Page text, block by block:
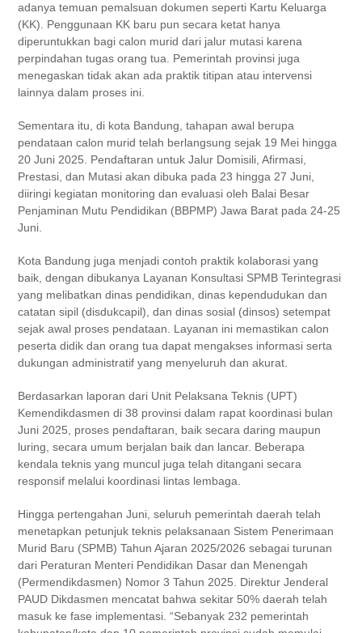
adanya temuan pemalsuan dokumen seperti Kartu Keluarga
(KK). Penggunaan KK baru pun secara ketat hanya
diperuntukkan bagi calon murid dari jalur mutasi karena
perpindahan tugas orang tua. Pemerintah provinsi juga
menegaskan tidak akan ada praktik titipan atau intervensi
lainnya dalam proses ini.
Sementara itu, di kota Bandung, tahapan awal berupa
pendataan calon murid telah berlangsung sejak 19 Mei hingga
20 Juni 2025. Pendaftaran untuk Jalur Domisili, Afirmasi,
Prestasi, dan Mutasi akan dibuka pada 23 hingga 27 Juni,
diiringi kegiatan monitoring dan evaluasi oleh Balai Besar
Penjaminan Mutu Pendidikan (BBPMP) Jawa Barat pada 24-25
Juni.
Kota Bandung juga menjadi contoh praktik kolaborasi yang
baik, dengan dibukanya Layanan Konsultasi SPMB Terintegrasi
yang melibatkan dinas pendidikan, dinas kependudukan dan
catatan sipil (disdukcapil), dan dinas sosial (dinsos) setempat
sejak awal proses pendataan. Layanan ini memastikan calon
peserta didik dan orang tua dapat mengakses informasi serta
dukungan administratif yang menyeluruh dan akurat.
Berdasarkan laporan dari Unit Pelaksana Teknis (UPT)
Kemendikdasmen di 38 provinsi dalam rapat koordinasi bulan
Juni 2025, proses pendaftaran, baik secara daring maupun
luring, secara umum berjalan baik dan lancar. Beberapa
kendala teknis yang muncul juga telah ditangani secara
responsif melalui koordinasi lintas lembaga.
Hingga pertengahan Juni, seluruh pemerintah daerah telah
menetapkan petunjuk teknis pelaksanaan Sistem Penerimaan
Murid Baru (SPMB) Tahun Ajaran 2025/2026 sebagai turunan
dari Peraturan Menteri Pendidikan Dasar dan Menengah
(Permendikdasmen) Nomor 3 Tahun 2025. Direktur Jenderal
PAUD Dikdasmen mencatat bahwa sekitar 50% daerah telah
masuk ke fase implementasi. “Sebanyak 232 pemerintah